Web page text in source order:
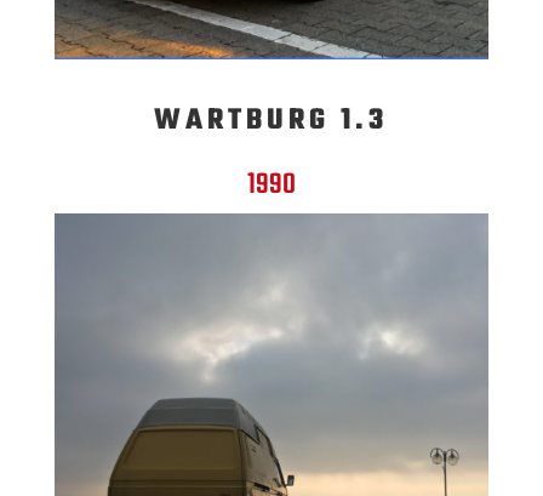
WARTBURG 1.3
1990